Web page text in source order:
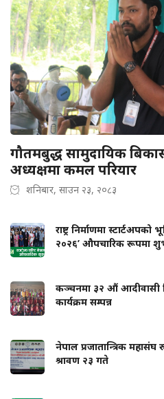
गौतमबुद्ध सामुदायिक
अध्यक्षमा कमल परियार
शनिबार, साउन २३, २०८३
राष्ट्र निर्माणमा
२०२६’ औपचारिक रूपमा
कञ्चनमा ३२ औं आदीवासी
कार्यक्रम सम्पन्न
नेपाल प्रजातान्त्रिक
श्रावण २३ गते